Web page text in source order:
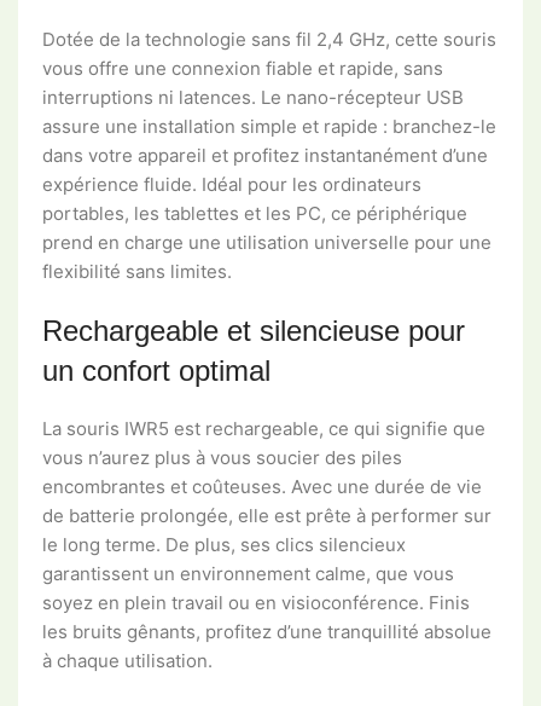
Dotée de la technologie sans fil 2,4 GHz, cette souris
vous offre une connexion fiable et rapide, sans
interruptions ni latences. Le nano-récepteur USB
assure une installation simple et rapide : branchez-le
dans votre appareil et profitez instantanément d’une
expérience fluide. Idéal pour les ordinateurs
portables, les tablettes et les PC, ce périphérique
prend en charge une utilisation universelle pour une
flexibilité sans limites.
Rechargeable et silencieuse pour
un confort optimal
La souris IWR5 est rechargeable, ce qui signifie que
vous n’aurez plus à vous soucier des piles
encombrantes et coûteuses. Avec une durée de vie
de batterie prolongée, elle est prête à performer sur
le long terme. De plus, ses clics silencieux
garantissent un environnement calme, que vous
soyez en plein travail ou en visioconférence. Finis
les bruits gênants, profitez d’une tranquillité absolue
à chaque utilisation.